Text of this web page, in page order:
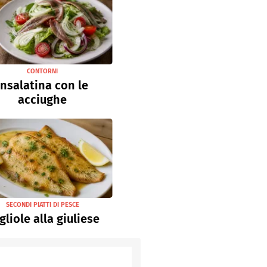
CONTORNI
con le
acciughe
SECONDI PIATTI DI PESCE
alla giuliese